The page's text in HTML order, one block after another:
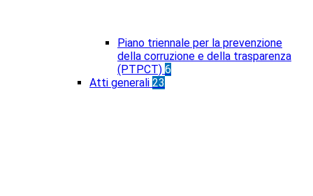
Piano triennale per la prevenzione
della corruzione e della trasparenza
(PTPCT) 6
Atti generali 23